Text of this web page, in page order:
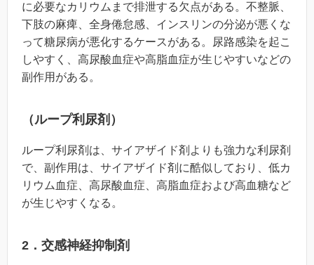
に必要なカリウムまで排泄する欠点がある。不整脈、
下肢の麻痺、全身倦怠感、インスリンの分泌が悪くな
って糖尿病が悪化するケースがある。尿路感染を起こ
しやすく、高尿酸血症や高脂血症が生じやすいなどの
副作用がある。
（ループ利尿剤）
ループ利尿剤は、サイアザイド剤よりも強力な利尿剤
で、副作用は、サイアザイド剤に酷似しており、低カ
リウム血症、高尿酸血症、高脂血症および高血糖など
が生じやすくなる。
2．交感神経抑制剤